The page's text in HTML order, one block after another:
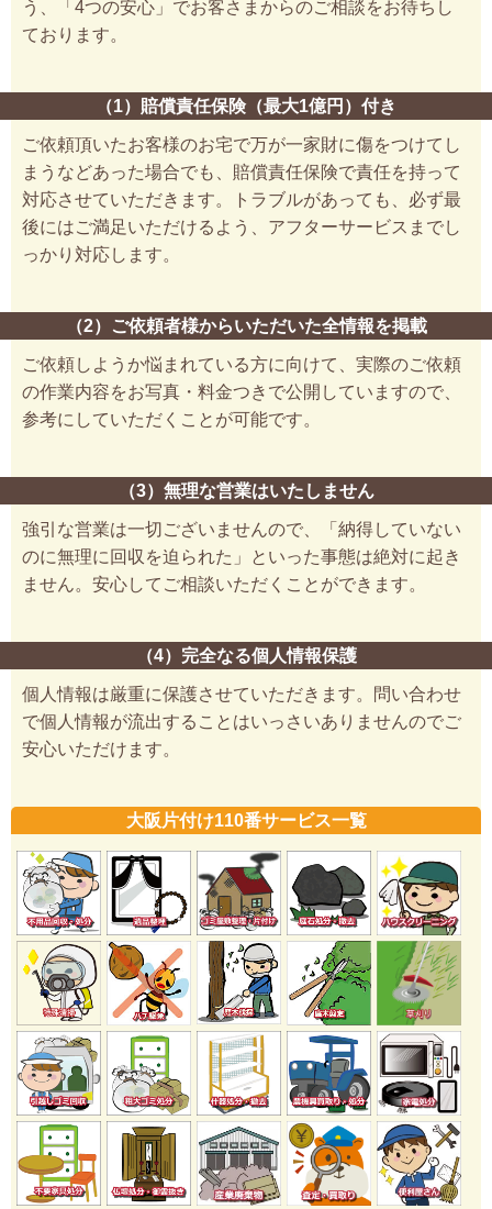
う、「4つの安心」でお客さまからのご相談をお待ちし
ております。
（1）賠償責任保険（最大1億円）付き
ご依頼頂いたお客様のお宅で万が一家財に傷をつけてし
まうなどあった場合でも、賠償責任保険で責任を持って
対応させていただきます。トラブルがあっても、必ず最
後にはご満足いただけるよう、アフターサービスまでし
っかり対応します。
（2）ご依頼者様からいただいた全情報を掲載
ご依頼しようか悩まれている方に向けて、実際のご依頼
の作業内容をお写真・料金つきで公開していますので、
参考にしていただくことが可能です。
（3）無理な営業はいたしません
強引な営業は一切ございませんので、「納得していない
のに無理に回収を迫られた」といった事態は絶対に起き
ません。安心してご相談いただくことができます。
（4）完全なる個人情報保護
個人情報は厳重に保護させていただきます。問い合わせ
で個人情報が流出することはいっさいありませんのでご
安心いただけます。
大阪片付け110番サービス一覧